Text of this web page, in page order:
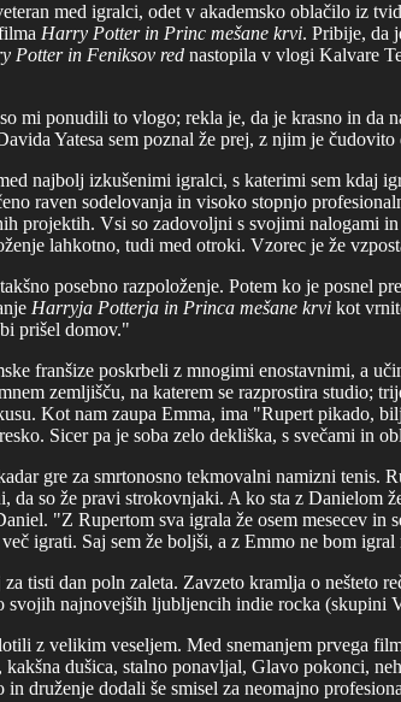
med igralci, odet v akademsko oblačilo iz
Harry Potter in Princ mešane krvi. Pribije, da
Potter in Feniksov red nastopila v vlogi Kalvare
mi ponudili to vlogo; rekla je, da je krasno in da
Yatesa sem poznal že prej, z njim je
najbolj izkušenimi igralci, s katerimi sem kdaj
raven sodelovanja in visoko stopnjo
projektih. Vsi so zadovoljni s svojimi nalogami
lahkotno, tudi med otroki. Vzorec je že
posebno razpoloženje. Potem ko je posnel
Harryja Potterja in Princa mešane krvi kot
prišel domov."
franšize poskrbeli z mnogimi enostavnimi, a
zemljišču, na katerem se razprostira studio;
Kot nam zaupa Emma, ima "Rupert pikado,
Sicer pa je soba zelo dekliška, s svečami in
gre za smrtonosno tekmovalni namizni tenis.
so že pravi strokovnjaki. A ko sta z Danielom
"Z Rupertom sva igrala že osem mesecev in
igrati. Saj sem že boljši, a z Emmo ne bom
tisti dan poln zaleta. Zavzeto kramlja o nešteto
svojih najnovejših ljubljencih indie rocka (skupini
z velikim veseljem. Med snemanjem prvega
dušica, stalno ponavljal, Glavo pokonci,
druženje dodali še smisel za neomajno